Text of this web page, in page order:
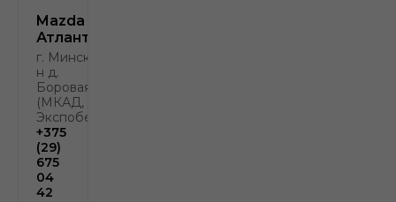
Mazda
Атлант-М
г. Минск, р-
н д.
Боровая, 2
(МКАД, у
Экспобела)
+375
(29)
675
04
42